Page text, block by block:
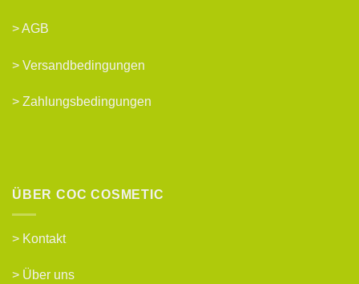
>AGB
> Versandbedingungen
> Zahlungsbedingungen
ÜBER COC COSMETIC
> Kontakt
> Über uns